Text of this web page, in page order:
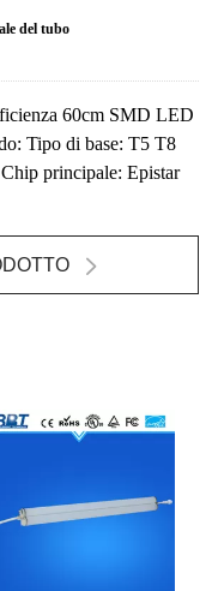
del tubo
60cm SMD LED
Tipo di base: T5 T8
principale: Epistar